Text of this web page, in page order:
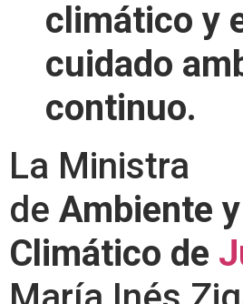
climático y
cuidado
continuo.
La Ministra
de Ambiente
Climático de